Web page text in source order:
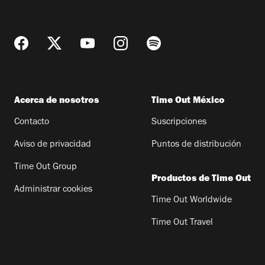
Acerca de nosotros
Contacto
Aviso de privacidad
Time Out Group
Administrar cookies
Time Out México
Suscripciones
Puntos de distribución
Productos de Time Out
Time Out Worldwide
Time Out Travel